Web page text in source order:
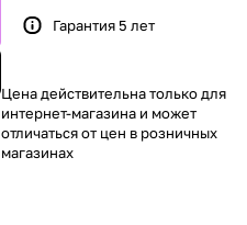
Гарантия 5 лет
Цена действительна только для
интернет-магазина и может
отличаться от цен в розничных
магазинах